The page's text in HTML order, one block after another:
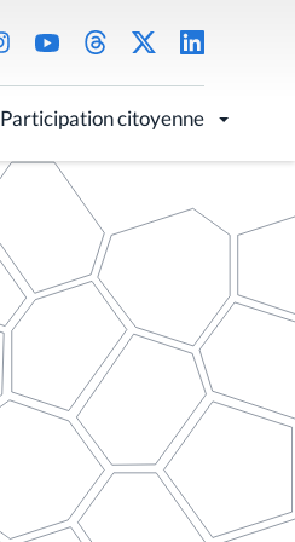
Participation citoyenne